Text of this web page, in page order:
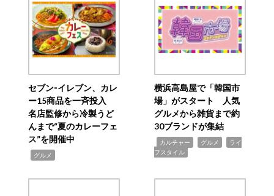
セブン‐イレブン、カレ
ー15商品を一斉投入
名店監修から冷製うど
んまで“夏のカレーフェ
ス”を開催中
グルメ
横浜高島屋で「韓国市
場」がスタート 人気
グルメから雑貨まで約
30ブランドが集結
カルチャー グルメ
ライ
フスタイル